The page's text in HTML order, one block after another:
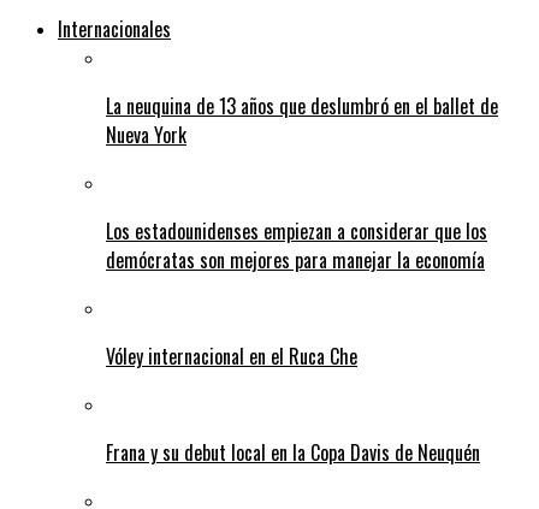
Internacionales
La neuquina de 13 años que deslumbró en el ballet de
Nueva York
Los estadounidenses empiezan a considerar que los
demócratas son mejores para manejar la economía
Vóley internacional en el Ruca Che
Frana y su debut local en la Copa Davis de Neuquén